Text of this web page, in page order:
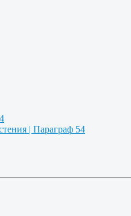
| Параграф 54